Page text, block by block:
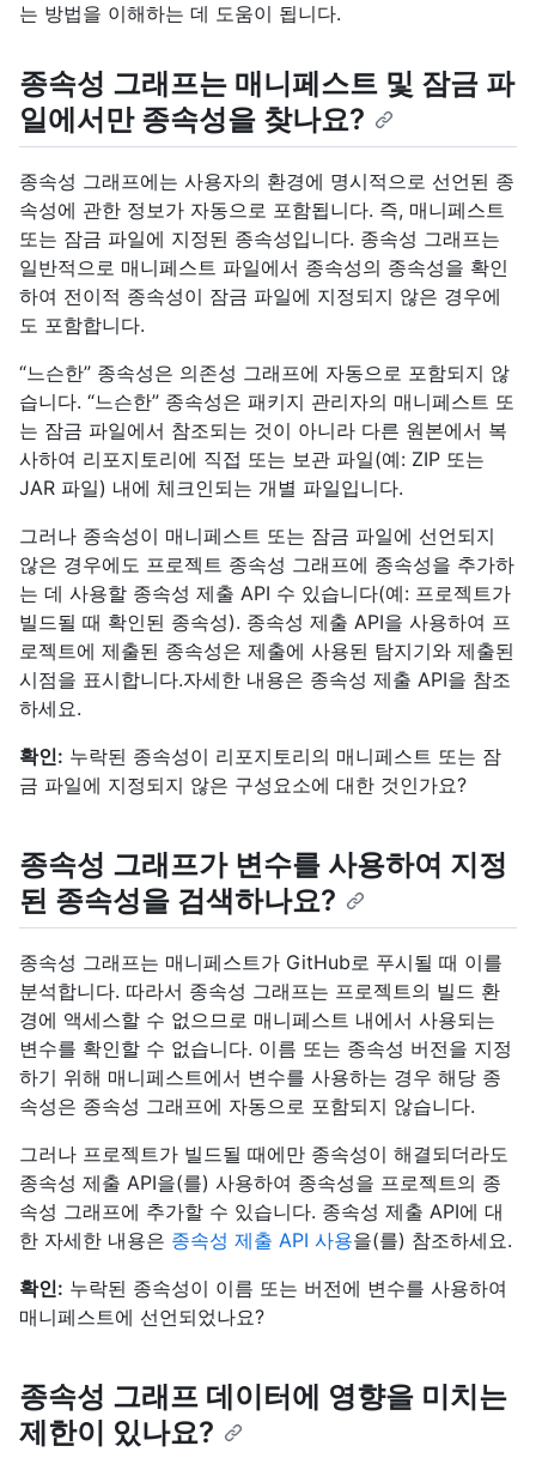
는 방법을 이해하는 데 도움이 됩니다.
종속성 그래프는 매니페스트 및 잠금 파
일에서만 종속성을 찾나요?
종속성 그래프에는 사용자의 환경에 명시적으로 선언된 종
속성에 관한 정보가 자동으로 포함됩니다. 즉, 매니페스트
또는 잠금 파일에 지정된 종속성입니다. 종속성 그래프는
일반적으로 매니페스트 파일에서 종속성의 종속성을 확인
하여 전이적 종속성이 잠금 파일에 지정되지 않은 경우에
도 포함합니다.
“느슨한” 종속성은 의존성 그래프에 자동으로 포함되지 않
습니다. “느슨한” 종속성은 패키지 관리자의 매니페스트 또
는 잠금 파일에서 참조되는 것이 아니라 다른 원본에서 복
사하여 리포지토리에 직접 또는 보관 파일(예: ZIP 또는
JAR 파일) 내에 체크인되는 개별 파일입니다.
그러나 종속성이 매니페스트 또는 잠금 파일에 선언되지
않은 경우에도 프로젝트 종속성 그래프에 종속성을 추가하
는 데 사용할 종속성 제출 API 수 있습니다(예: 프로젝트가
빌드될 때 확인된 종속성). 종속성 제출 API을 사용하여 프
로젝트에 제출된 종속성은 제출에 사용된 탐지기와 제출된
시점을 표시합니다.자세한 내용은 종속성 제출 API을 참조
하세요.
확인: 누락된 종속성이 리포지토리의 매니페스트 또는 잠
금 파일에 지정되지 않은 구성요소에 대한 것인가요?
종속성 그래프가 변수를 사용하여 지정
된 종속성을 검색하나요?
종속성 그래프는 매니페스트가 GitHub로 푸시될 때 이를
분석합니다. 따라서 종속성 그래프는 프로젝트의 빌드 환
경에 액세스할 수 없으므로 매니페스트 내에서 사용되는
변수를 확인할 수 없습니다. 이름 또는 종속성 버전을 지정
하기 위해 매니페스트에서 변수를 사용하는 경우 해당 종
속성은 종속성 그래프에 자동으로 포함되지 않습니다.
그러나 프로젝트가 빌드될 때에만 종속성이 해결되더라도
종속성 제출 API을(를) 사용하여 종속성을 프로젝트의 종
속성 그래프에 추가할 수 있습니다. 종속성 제출 API에 대
한 자세한 내용은 종속성 제출 API 사용을(를) 참조하세요.
확인: 누락된 종속성이 이름 또는 버전에 변수를 사용하여
매니페스트에 선언되었나요?
종속성 그래프 데이터에 영향을 미치는
제한이 있나요?